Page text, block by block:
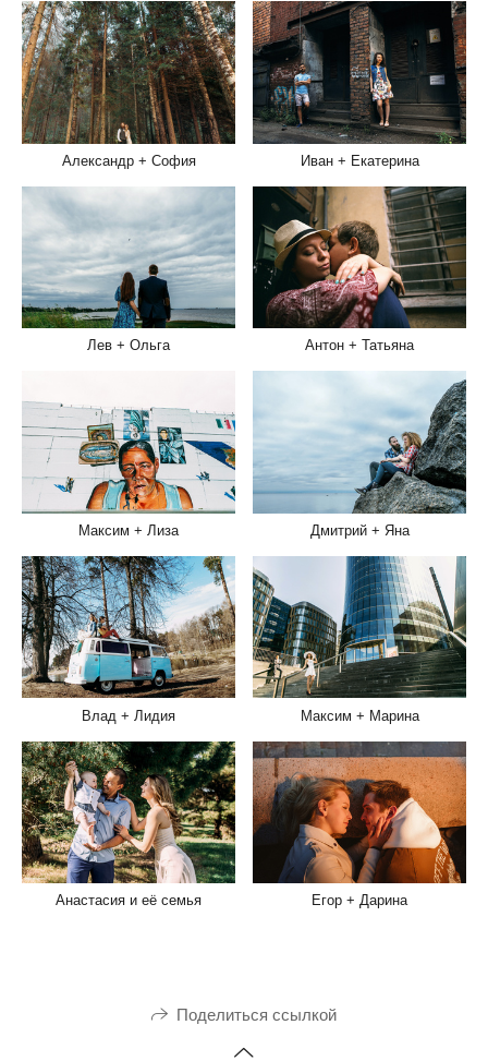
Александр + София Иван + Екатерина
Лев + Ольга Антон + Татьяна
Максим + Лиза Дмитрий + Яна
Влад + Лидия Максим + Марина
Анастасия и её семья Егор + Дарина
Поделиться ссылкой